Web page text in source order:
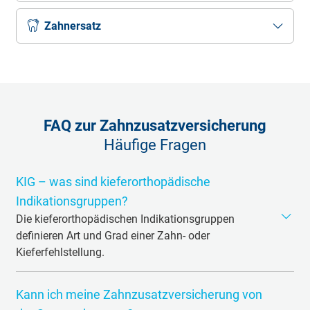
Zahnersatz
FAQ zur Zahnzusatzversicherung
Häufige Fragen
KIG – was sind kieferorthopädische
Indikationsgruppen?
Die kieferorthopädischen Indikationsgruppen
definieren Art und Grad einer Zahn- oder
Kieferfehlstellung.
Indikationsgruppen(KIG) in den Abstufungen von 1-5.
Kann ich meine Zahnzusatz­versicherung von